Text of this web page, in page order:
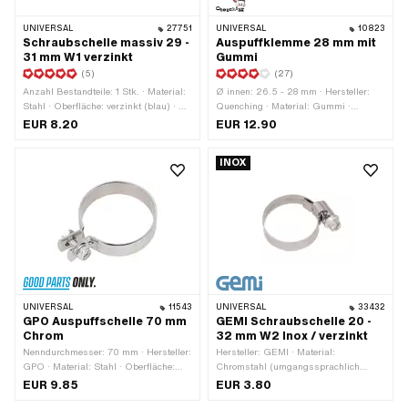
UNIVERSAL 27751
Schraubschelle massiv 29 -
31 mm W1 verzinkt
(5)
Anzahl Bestandteile: 1 Stk. · Material:
Stahl · Oberfläche: verzinkt (blau) · Ø
innen: 29 - 31 mm · Breite: 20 mm
EUR 8.20
UNIVERSAL 10823
Auspuffklemme 28 mm mit
Gummi
(27)
Ø innen: 26.5 - 28 mm · Hersteller:
Quenching · Material: Gummi ·
Material: Stahl · Oberfläche: verzinkt
· Farbe: schwarz · Farbe: silber
EUR 12.90
UNIVERSAL 11543
GPO Auspuffschelle 70 mm
Chrom
Nenndurchmesser: 70 mm · Hersteller:
GPO · Material: Stahl · Oberfläche:
verchromt · Farbe: Chrom · Dicke: 3
EUR 9.85
INOX
UNIVERSAL 33432
GEMI Schraubschelle 20 -
32 mm W2 Inox / verzinkt
Hersteller: GEMI · Material:
Chromstahl (umgangssprachlich
bekannt als Nirosta) · Material: Stahl ·
EUR 3.80